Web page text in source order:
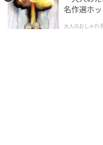
2025年
名作選ホ
くとき』
大人のおしゃれ